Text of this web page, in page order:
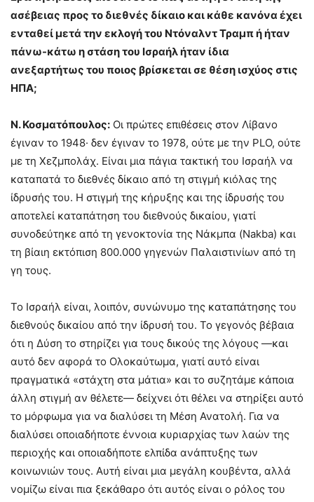
ασέβειας προς το διεθνές δίκαιο και κάθε κανόνα έχει
ενταθεί μετά την εκλογή του Ντόναλντ Τραμπ ή ήταν
πάνω-κάτω η στάση του Ισραήλ ήταν ίδια
ανεξαρτήτως του ποιος βρίσκεται σε θέση ισχύος στις
ΗΠΑ;
Ν. Κοσματόπουλος: Οι πρώτες επιθέσεις στον Λίβανο
έγιναν το 1948· δεν έγιναν το 1978, ούτε με την PLO, ούτε
με τη Χεζμπολάχ. Είναι μια πάγια τακτική του Ισραήλ να
καταπατά το διεθνές δίκαιο από τη στιγμή κιόλας της
ίδρυσής του. Η στιγμή της κήρυξης και της ίδρυσής του
αποτελεί καταπάτηση του διεθνούς δικαίου, γιατί
συνοδεύτηκε από τη γενοκτονία της Νάκμπα (Nakba) και
τη βίαιη εκτόπιση 800.000 γηγενών Παλαιστινίων από τη
γη τους.
Το Ισραήλ είναι, λοιπόν, συνώνυμο της καταπάτησης του
διεθνούς δικαίου από την ίδρυσή του. Το γεγονός βέβαια
ότι η Δύση το στηρίζει για τους δικούς της λόγους —και
αυτό δεν αφορά το Ολοκαύτωμα, γιατί αυτό είναι
πραγματικά «στάχτη στα μάτια» και το συζητάμε κάποια
άλλη στιγμή αν θέλετε— δείχνει ότι θέλει να στηρίξει αυτό
το μόρφωμα για να διαλύσει τη Μέση Ανατολή. Για να
διαλύσει οποιαδήποτε έννοια κυριαρχίας των λαών της
περιοχής και οποιαδήποτε ελπίδα ανάπτυξης των
κοινωνιών τους. Αυτή είναι μια μεγάλη κουβέντα, αλλά
νομίζω είναι πια ξεκάθαρο ότι αυτός είναι ο ρόλος του